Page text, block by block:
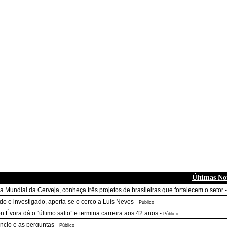
Últimas
Mundial da Cerveja, conheça três projetos de brasileiras que fortalecem o setor -
e investigado, aperta-se o cerco a Luís Neves - Público
Évora dá o “último salto” e termina carreira aos 42 anos - Público
e as perguntas - Público